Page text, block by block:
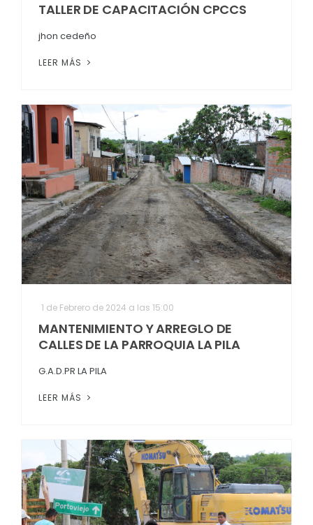
TALLER DE CAPACITACIÓN CPCCS
jhon cedeño
LEER MÁS
1 de Febrero de 2024 a las 15:00
MANTENIMIENTO Y ARREGLO DE
CALLES DE LA PARROQUIA LA PILA
G.A.D.PR LA PILA
LEER MÁS